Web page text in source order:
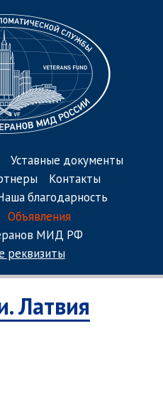
Уставные документы
Контакты
благодарность
Объявления
МИД РФ
реквизиты
Латвия